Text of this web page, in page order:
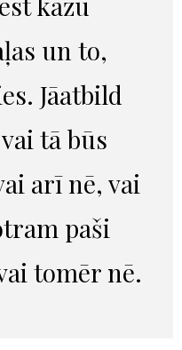
un to,
Jāatbild
tā būs
arī nē, vai
paši
tomēr nē.